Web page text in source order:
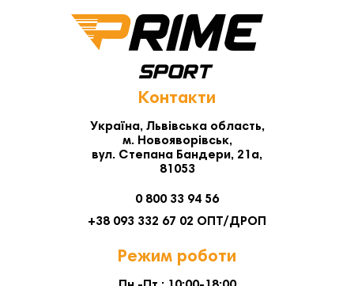
Контакти
Україна, Львівська область,
м. Новояворівськ,
вул. Степана Бандери, 21а,
81053
0 800 33 94 56
+38 093 332 67 02 ОПТ/ДРОП
Режим роботи